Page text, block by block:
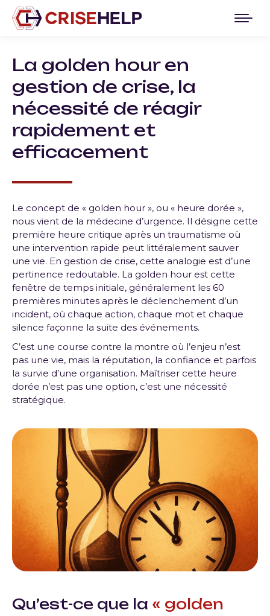
La golden hour en
gestion de crise, la
nécessité de réagir
rapidement et
efficacement
Le concept de « golden hour », ou « heure dorée »,
nous vient de la médecine d’urgence. Il désigne cette
première heure critique après un traumatisme où
une intervention rapide peut littéralement sauver
une vie. En gestion de crise, cette analogie est d’une
pertinence redoutable. La golden hour est cette
fenêtre de temps initiale, généralement les 60
premières minutes après le déclenchement d’un
incident, où chaque action, chaque mot et chaque
silence façonne la suite des événements.
C’est une course contre la montre où l’enjeu n’est
pas une vie, mais la réputation, la confiance et parfois
la survie d’une organisation. Maîtriser cette heure
dorée n’est pas une option, c’est une nécessité
stratégique.
Qu’est-ce que la « golden